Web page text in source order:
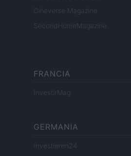
Cineverse Magazine
SecondHomeMagazine
FRANCIA
InvestirMag
GERMANIA
Investieren24